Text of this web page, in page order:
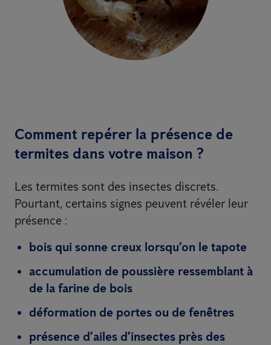
Comment repérer la présence de
termites dans votre maison ?
Les termites sont des insectes discrets.
Pourtant, certains signes peuvent révéler leur
présence :
bois qui sonne creux lorsqu’on le tapote
accumulation de poussière ressemblant à
de la farine de bois
déformation de portes ou de fenêtres
présence d’ailes d’insectes près des